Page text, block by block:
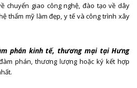
chuyển giao công nghệ, đào tạo về dây
thẩm mỹ làm đẹp, y tế và công trình xây
phán kinh tế, thương mại tại Hưng
phán, thương lượng hoặc ký kết hợp